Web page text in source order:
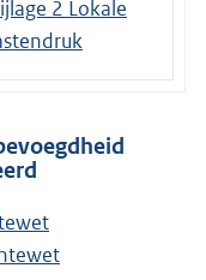
2 Lokale